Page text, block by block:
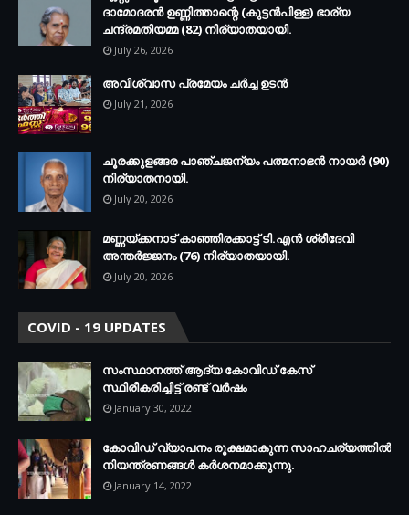
ദാമോദരന്‍ ഉണ്ണിത്താന്റെ (കുട്ടന്‍പിള്ള) ഭാര്യ
ചന്ദ്രമതിയമ്മ (82) നിര്യാതയായി.
July 26, 2026
അവിശ്വാസ പ്രമേയം ചര്‍ച്ച ഉടന്‍
July 21, 2026
ചൂരക്കുളങ്ങര പാഞ്ചജന്യം പത്മനാഭന്‍ നായര്‍ (90)
നിര്യാതനായി.
July 20, 2026
മണ്ണയ്ക്കനാട് കാഞ്ഞിരക്കാട്ട് ടി.എന്‍ ശ്രീദേവി
അന്തര്‍ജ്ജനം (76) നിര്യാതയായി.
July 20, 2026
COVID - 19 UPDATES
സംസ്ഥാനത്ത് ആദ്യ കോവിഡ് കേസ്
സ്ഥിരീകരിച്ചിട്ട് രണ്ട് വര്‍ഷം
January 30, 2022
കോവിഡ് വ്യാപനം രൂക്ഷമാകുന്ന സാഹചര്യത്തില്‍
നിയന്ത്രണങ്ങള്‍ കര്‍ശനമാക്കുന്നു.
January 14, 2022